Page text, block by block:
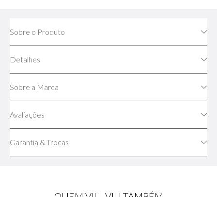
Sobre o Produto
Detalhes
Sobre a Marca
Avaliações
Garantia & Trocas